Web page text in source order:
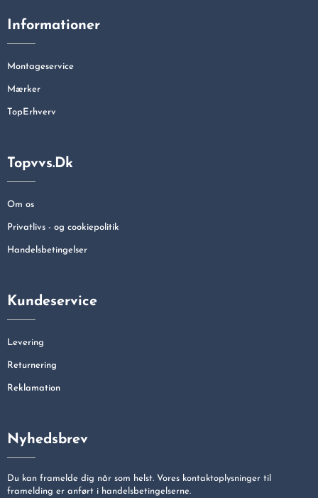
Informationer
Montageservice
Mærker
TopErhverv
Topvvs.dk
Om os
Privatlivs - og cookiepolitik
Handelsbetingelser
Kundeservice
Levering
Returnering
Reklamation
Nyhedsbrev
Du kan framelde dig når som helst. Vores kontaktoplysninger til
framelding er anført i handelsbetingelserne.